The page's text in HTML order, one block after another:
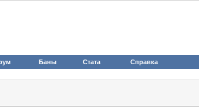
Баны Стата Справка